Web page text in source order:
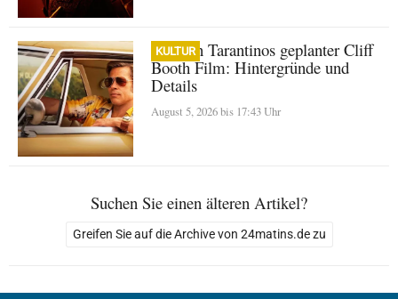
KULTUR
Quentin Tarantinos geplanter Cliff
Booth Film: Hintergründe und
Details
August 5, 2026 bis 17:43 Uhr
Suchen Sie einen älteren Artikel?
Greifen Sie auf die Archive von 24matins.de zu